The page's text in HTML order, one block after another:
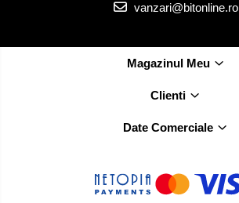
vanzari@bitonline.ro
Magazinul Meu
Clienti
Date Comerciale